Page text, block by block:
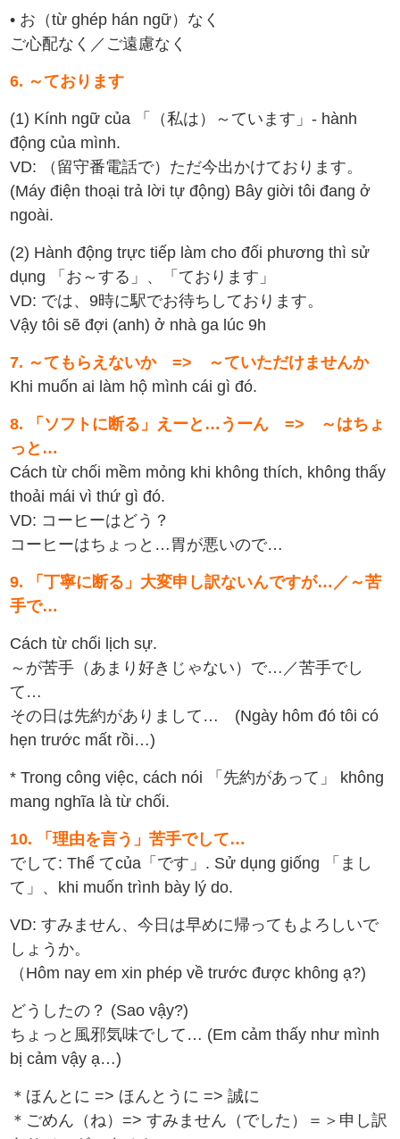
• お（từ ghép hán ngữ）なく
ご心配なく／ご遠慮なく
6. ～ております
(1) Kính ngữ của 「（私は）～ています」- hành
động của mình.
VD: （留守番電話で）ただ今出かけております。
(Máy điện thoại trả lời tự động) Bây giời tôi đang ở
ngoài.
(2) Hành động trực tiếp làm cho đối phương thì sử
dụng 「お～する」、「ております」
VD: では、9時に駅でお待ちしております。
Vậy tôi sẽ đợi (anh) ở nhà ga lúc 9h
7. ～てもらえないか => ～ていただけませんか
Khi muốn ai làm hộ mình cái gì đó.
8. 「ソフトに断る」えーと…うーん => ～はちょ
っと…
Cách từ chối mềm mỏng khi không thích, không thấy
thoải mái vì thứ gì đó.
VD: コーヒーはどう？
コーヒーはちょっと…胃が悪いので…
9. 「丁寧に断る」大変申し訳ないんですが…／～苦
手で…
Cách từ chối lịch sự.
～が苦手（あまり好きじゃない）で…／苦手でし
て…
その日は先約がありまして… (Ngày hôm đó tôi có
hẹn trước mất rồi…)
* Trong công việc, cách nói 「先約があって」 không
mang nghĩa là từ chối.
10. 「理由を言う」苦手でして…
でして: Thể てcủa「です」. Sử dụng giống 「まし
て」、khi muốn trình bày lý do.
VD: すみません、今日は早めに帰ってもよろしいで
しょうか。
（Hôm nay em xin phép về trước được không ạ?)
どうしたの？ (Sao vậy?)
ちょっと風邪気味でして… (Em cảm thấy như mình
bị cảm vậy ạ…)
＊ほんとに => ほんとうに => 誠に
＊ごめん（ね）=> すみません（でした）＝＞申し訳